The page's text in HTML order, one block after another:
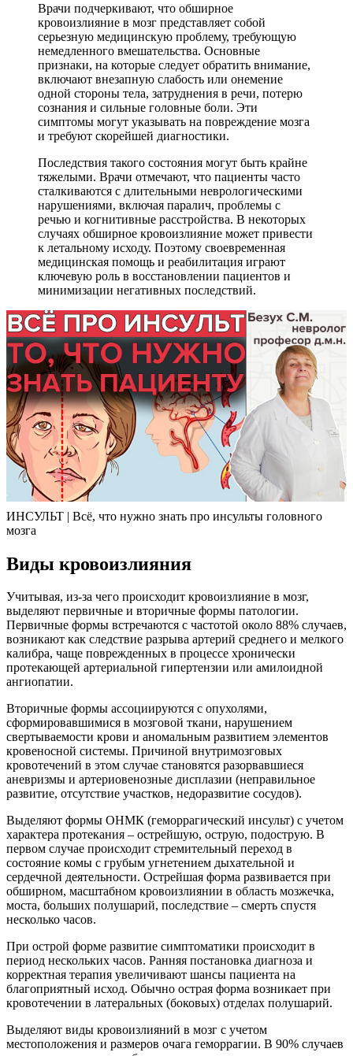
Врачи подчеркивают, что обширное
кровоизлияние в мозг представляет собой
серьезную медицинскую проблему, требующую
немедленного вмешательства. Основные
признаки, на которые следует обратить внимание,
включают внезапную слабость или онемение
одной стороны тела, затруднения в речи, потерю
сознания и сильные головные боли. Эти
симптомы могут указывать на повреждение мозга
и требуют скорейшей диагностики.
Последствия такого состояния могут быть крайне
тяжелыми. Врачи отмечают, что пациенты часто
сталкиваются с длительными неврологическими
нарушениями, включая паралич, проблемы с
речью и когнитивные расстройства. В некоторых
случаях обширное кровоизлияние может привести
к летальному исходу. Поэтому своевременная
медицинская помощь и реабилитация играют
ключевую роль в восстановлении пациентов и
минимизации негативных последствий.
ИНСУЛЬТ | Всё, что нужно знать про инсульты головного
мозга
Виды кровоизлияния
Учитывая, из-за чего происходит кровоизлияние в мозг,
выделяют первичные и вторичные формы патологии.
Первичные формы встречаются с частотой около 88% случаев,
возникают как следствие разрыва артерий среднего и мелкого
калибра, чаще поврежденных в процессе хронически
протекающей артериальной гипертензии или амилоидной
ангиопатии.
Вторичные формы ассоциируются с опухолями,
сформировавшимися в мозговой ткани, нарушением
свертываемости крови и аномальным развитием элементов
кровеносной системы. Причиной внутримозговых
кровотечений в этом случае становятся разорвавшиеся
аневризмы и артериовенозные дисплазии (неправильное
развитие, отсутствие участков, недоразвитие сосудов).
Выделяют формы ОНМК (геморрагический инсульт) с учетом
характера протекания – острейшую, острую, подострую. В
первом случае происходит стремительный переход в
состояние комы с грубым угнетением дыхательной и
сердечной деятельности. Острейшая форма развивается при
обширном, масштабном кровоизлиянии в область мозжечка,
моста, больших полушарий, последствие – смерть спустя
несколько часов.
При острой форме развитие симптоматики происходит в
период нескольких часов. Ранняя постановка диагноза и
корректная терапия увеличивают шансы пациента на
благоприятный исход. Обычно острая форма возникает при
кровотечении в латеральных (боковых) отделах полушарий.
Выделяют виды кровоизлияний в мозг с учетом
местоположения и размеров очага геморрагии. В 90% случаев